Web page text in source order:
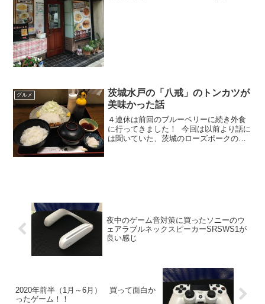
グルメ
茨城水戸の「八戒」のトンカツが
美味かった話
４連休は前回のブルーベリーに続き外食
に行ってきました！ 今回は以前より話に
は聞いていた、茨城のローズポークのト
夜中のゲーム音対策に買ったソニーのウ
ェアラブルネックスピーカーSRSWS1が
良い感じ
2020年前半（1月～6月） 買って面白か
ったゲーム！！